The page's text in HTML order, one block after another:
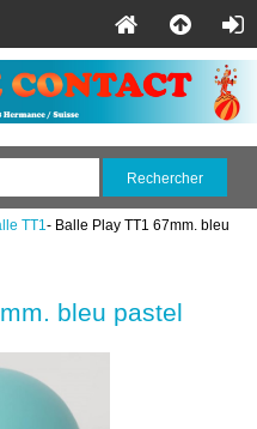
TT1 - Balle Play TT1 67mm. bleu
bleu pastel